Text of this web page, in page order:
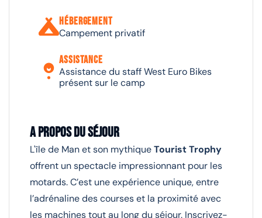
Hébergement
Campement privatif
Assistance
Assistance du staff West Euro Bikes
présent sur le camp
A propos du séjour
L'île de Man et son mythiqueTourist Trophy
offrent un spectacle impressionnant pour les
motards. C’est une expérience unique, entre
l’adrénaline des courses et la proximité avec
les machines tout au long du séjour. Inscrivez-